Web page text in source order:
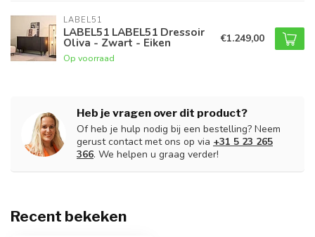
LABEL51
LABEL51 LABEL51 Dressoir
Oliva - Zwart - Eiken
Op voorraad
€1.249,00
Heb je vragen over dit product?
Of heb je hulp nodig bij een bestelling? Neem
gerust contact met ons op via +31 5 23 265
366. We helpen u graag verder!
Recent bekeken